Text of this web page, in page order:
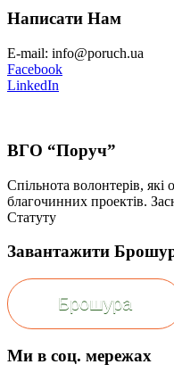
Написати Нам
E-mail: info@poruch.ua
Facebook
LinkedIn
ВГО “Поруч”
Спільнота волонтерів, які
благочинних проектів.
Статуту
Завантажити
Брошура
Ми в соц. мережах